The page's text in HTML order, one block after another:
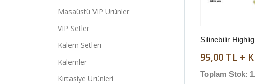
Masaüstü VIP Ürünler
VIP Setler
Kalem Setleri
Kalemler
Kırtasiye Ürünleri
Silinebilir
95,00 TL +
Toplam Stok: